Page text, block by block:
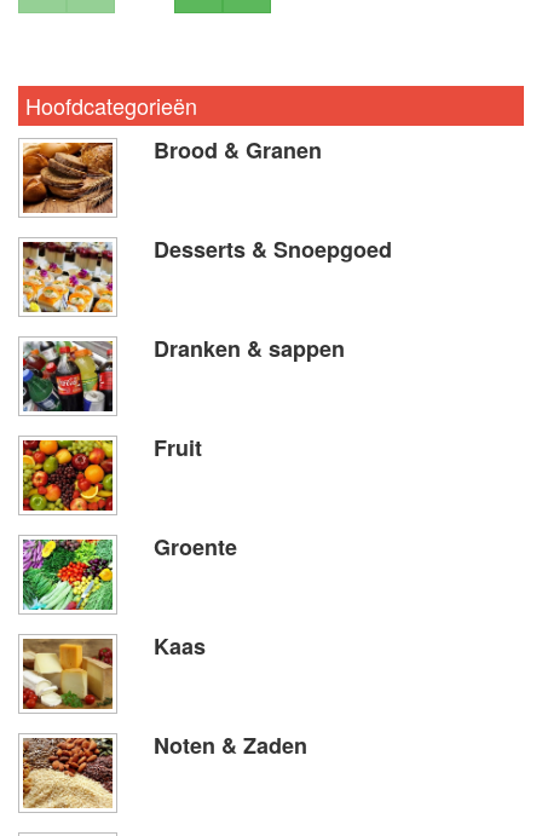
Hoofdcategorieën
Brood & Granen
Desserts & Snoepgoed
Dranken & sappen
Fruit
Groente
Kaas
Noten & Zaden